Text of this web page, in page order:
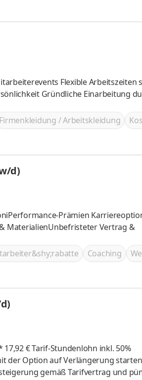
Firmenkleidung / Arbeitskleidung
d)
Prämien
MaterialienUnbefristeter Vertrag &
Coaching